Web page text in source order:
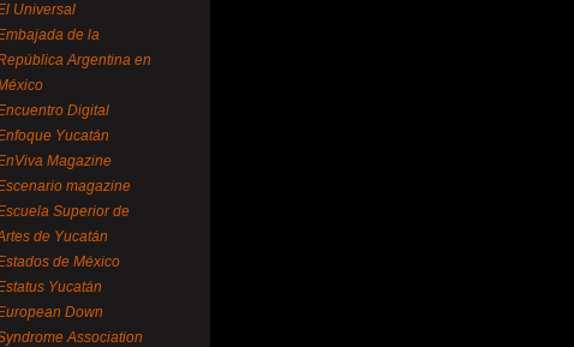
Universal
de la
Argentina en
Digital
Yucatán
Magazine
magazine
Superior de
de Yucatán
de México
Yucatán
Down
Association